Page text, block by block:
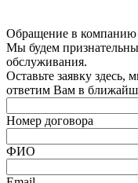
Обращение в компанию
Мы будем
обслуживания.
Оставьте заявку здесь,
ответим Вам в
Номер договора
ФИО